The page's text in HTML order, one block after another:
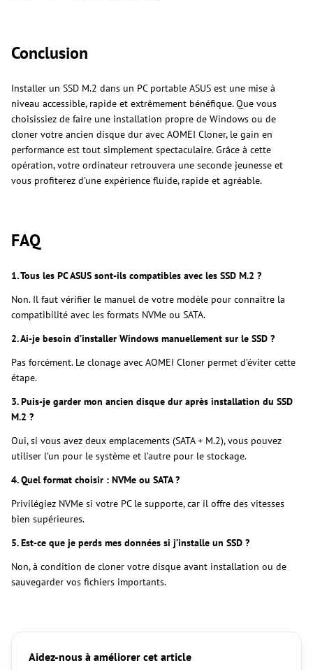
Conclusion
Installer un SSD M.2 dans un PC portable ASUS est une mise à
niveau accessible, rapide et extrêmement bénéfique. Que vous
choisissiez de faire une installation propre de Windows ou de
cloner votre ancien disque dur avec AOMEI Cloner, le gain en
performance est tout simplement spectaculaire. Grâce à cette
opération, votre ordinateur retrouvera une seconde jeunesse et
vous profiterez d’une expérience fluide, rapide et agréable.
FAQ
1. Tous les PC ASUS sont-ils compatibles avec les SSD M.2 ?
Non. Il faut vérifier le manuel de votre modèle pour connaître la
compatibilité avec les formats NVMe ou SATA.
2. Ai-je besoin d’installer Windows manuellement sur le SSD ?
Pas forcément. Le clonage avec AOMEI Cloner permet d’éviter cette
étape.
3. Puis-je garder mon ancien disque dur après installation du SSD
M.2 ?
Oui, si vous avez deux emplacements (SATA + M.2), vous pouvez
utiliser l’un pour le système et l’autre pour le stockage.
4. Quel format choisir : NVMe ou SATA ?
Privilégiez NVMe si votre PC le supporte, car il offre des vitesses
bien supérieures.
5. Est-ce que je perds mes données si j’installe un SSD ?
Non, à condition de cloner votre disque avant installation ou de
sauvegarder vos fichiers importants.
Aidez-nous à améliorer cet article